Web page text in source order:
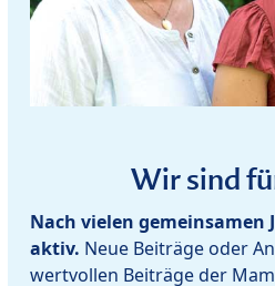
Wir sind
Nach vielen
aktiv. Neue Beiträge oder
wertvollen Beiträge der